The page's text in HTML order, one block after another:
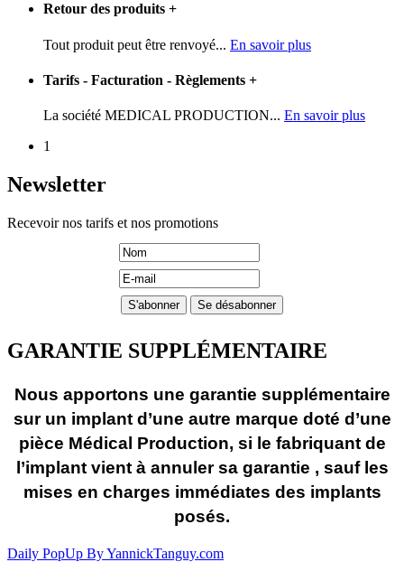
Retour des produits +
Tout produit peut être renvoyé... En savoir plus
Tarifs - Facturation - Règlements +
La société MEDICAL PRODUCTION... En savoir plus
1
Newsletter
Recevoir nos tarifs et nos promotions
GARANTIE SUPPLÉMENTAIRE
Nous apportons une garantie supplémentaire
sur un implant d’une autre marque doté d’une
pièce Médical Production, si le fabriquant de
l’implant vient à annuler sa garantie , sauf les
mises en charges immédiates des implants
posés.
Daily PopUp By YannickTanguy.com